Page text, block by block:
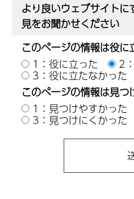
より良いウェブサイト
見をお聞かせください
このページの情報は役に
1：役に立った
2
3：役に立たなかった
このページの情報は見つ
1：見つけやすかった
3：見つけにくかった